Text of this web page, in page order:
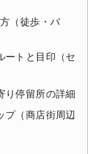
（徒歩・バ
トと目印（セ
り停留所の詳細
プ（商店街周辺